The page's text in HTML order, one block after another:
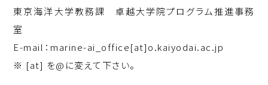
東京海洋大学教務課 卓越大学院プログラム推進事務
室
E-mail：marine-ai_office[at]o.kaiyodai.ac.jp
※ [at] を@に変えて下さい。